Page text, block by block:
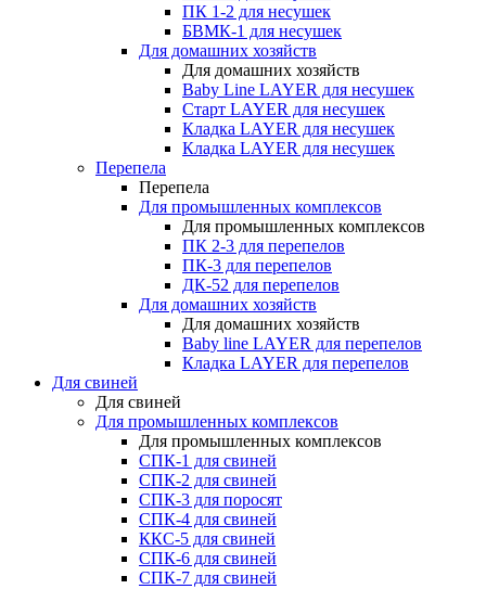
ПК 1-2 для несушек
БВМК-1 для несушек
Для домашних хозяйств
Для домашних хозяйств
Baby Line LAYER для несушек
Старт LAYER для несушек
Кладка LAYER для несушек
Кладка LAYER для несушек
Перепела
Перепела
Для промышленных комплексов
Для промышленных комплексов
ПК 2-3 для перепелов
ПК-3 для перепелов
ДК-52 для перепелов
Для домашних хозяйств
Для домашних хозяйств
Baby line LAYER для перепелов
Кладка LAYER для перепелов
Для свиней
Для свиней
Для промышленных комплексов
Для промышленных комплексов
СПК-1 для свиней
СПК-2 для свиней
СПК-3 для поросят
СПК-4 для свиней
ККС-5 для свиней
СПК-6 для свиней
СПК-7 для свиней